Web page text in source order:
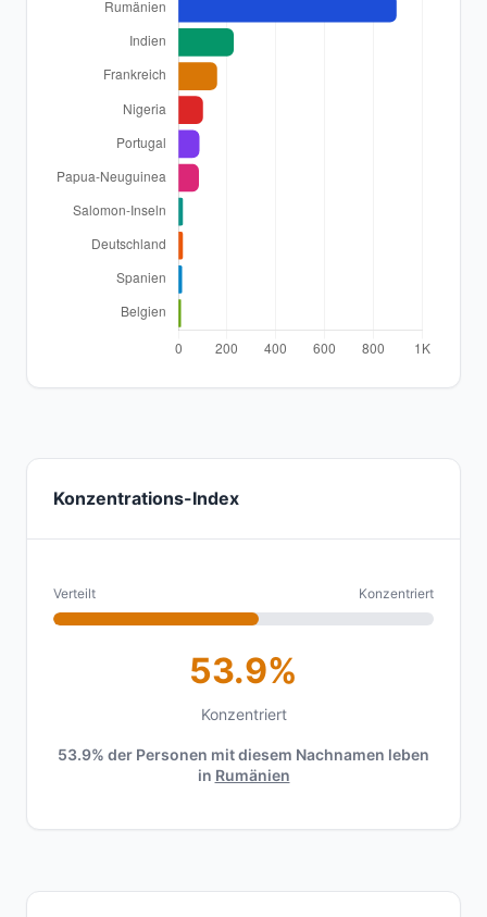
Konzentrations-Index
Verteilt Konzentriert
53.9%
Konzentriert
53.9% der Personen mit diesem Nachnamen leben
in Rumänien